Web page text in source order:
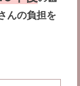
んの負担を